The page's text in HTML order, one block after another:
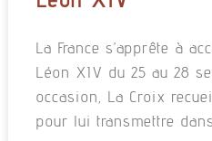
La France s’apprête à
Léon XIV du 25 au 28
occasion, La Croix
pour lui transmettre